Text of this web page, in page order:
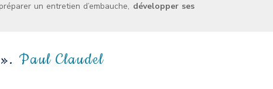
un entretien d’embauche, développer ses
PaulClaudel